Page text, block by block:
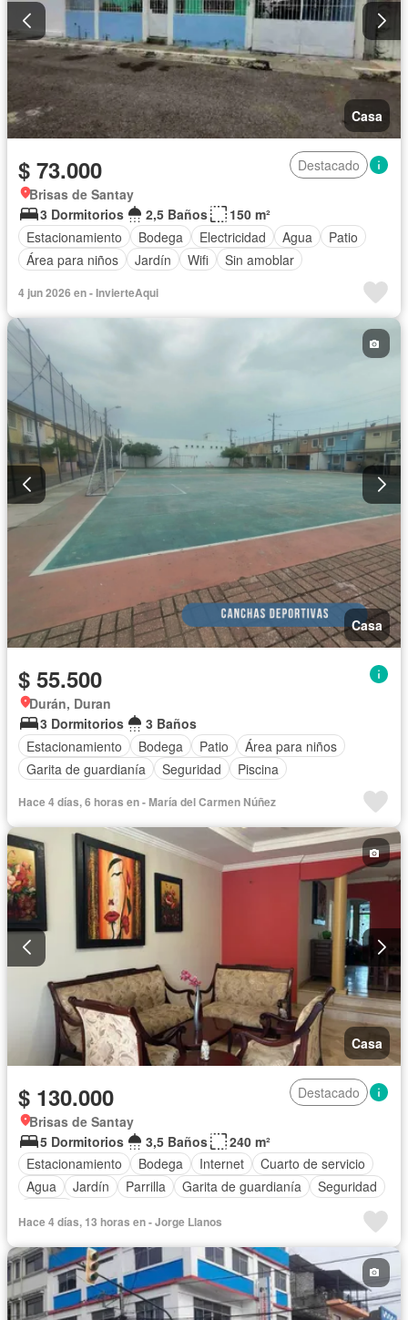
Casa
$ 73.000
Destacado
Brisas de Santay
3 Dormitorios
2,5 Baños
150 m²
Estacionamiento
Bodega Electricidad Agua
Patio
Área para niños
Jardín Wifi Sin amoblar
4 jun 2026 en - InvierteAqui
Casa
$ 55.500
Durán, Duran
3 Dormitorios
3 Baños
Estacionamiento
Bodega Patio
Área para niños
Garita de guardianía
Seguridad Piscina
Hace 4 días, 6 horas en - María del Carmen Núñez
Casa
$ 130.000
Destacado
Brisas de Santay
5 Dormitorios
3,5 Baños
240 m²
Estacionamiento
Bodega Internet
Cuarto de servicio
Agua
Jardín Parrilla Garita de guardianía
Seguridad
Hace 4 días, 13 horas en - Jorge Llanos